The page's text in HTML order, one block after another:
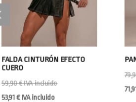
FALDA CINTURÓN EFECTO
CUERO
59,90€IVA incluido
53,91€ IVA incluido